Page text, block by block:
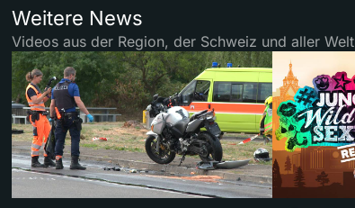
Weitere News
Videos aus der Region, der Schweiz und aller Welt